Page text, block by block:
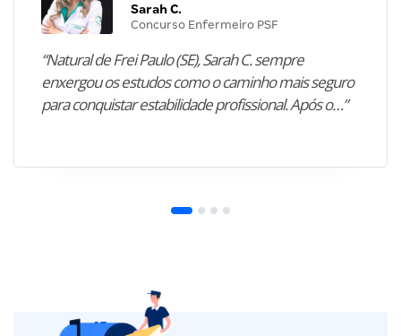
Sarah C.
Concurso Enfermeiro PSF
“Natural de Frei Paulo (SE), Sarah C. sempre
enxergou os estudos como o caminho mais seguro
para conquistar estabilidade profissional. Após o…”